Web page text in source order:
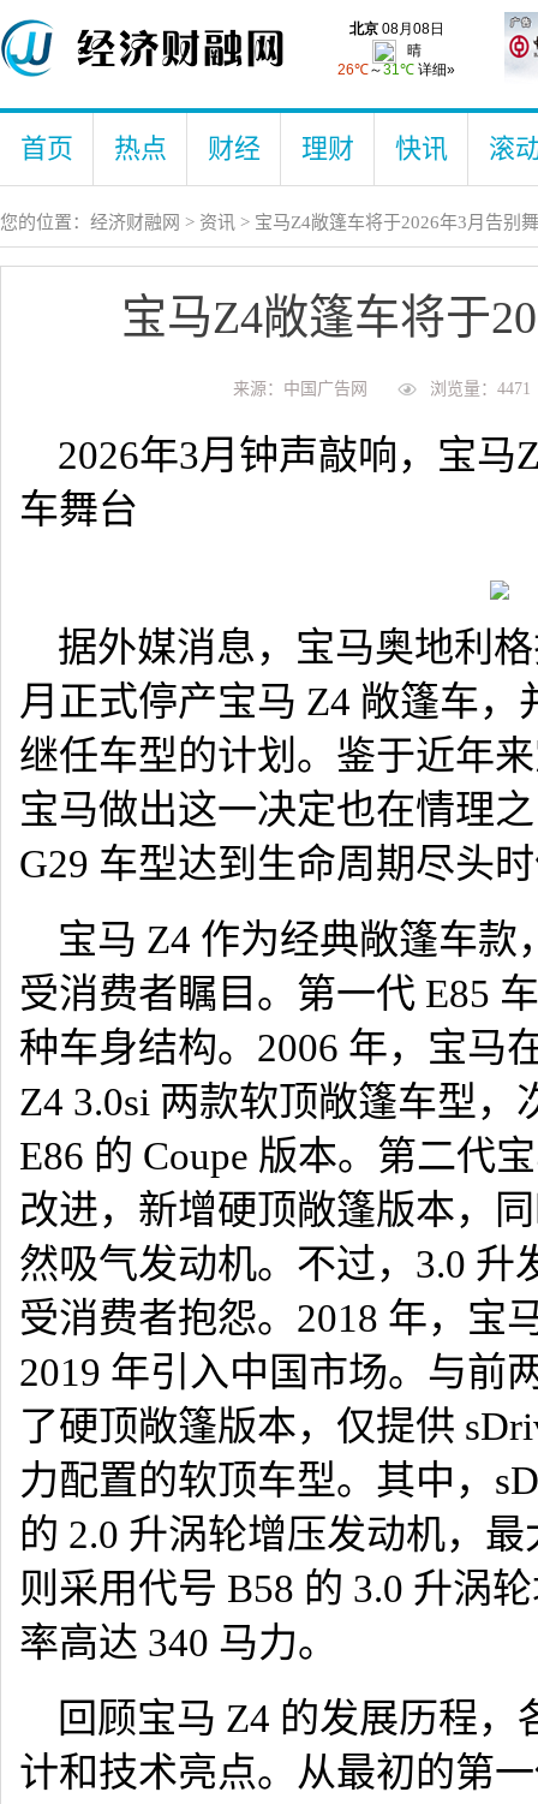
首页 热点 财经 理财 快讯 滚
您的位置： 经济财融网 > 资讯 > 宝马Z4敞篷车将于2026年3月告别
宝马Z4敞篷车将于
来源：中国广告网 浏览量：4471
2026年3月钟声敲响，宝
车舞台
据外媒消息，宝马奥地利
月正式停产宝马 Z4 敞篷车
继任车型的计划。鉴于近年
宝马做出这一决定也在情理
G29 车型达到生命周期尽头
宝马 Z4 作为经典敞篷车款
受消费者瞩目。第一代 E85
种车身结构。2006 年，宝马
Z4 3.0si 两款软顶敞篷车型
E86 的 Coupe 版本。第二代
改进，新增硬顶敞篷版本，
然吸气发动机。不过，3.0 升
受消费者抱怨。2018 年，宝
2019 年引入中国市场。与前
了硬顶敞篷版本，仅提供
力配置的软顶车型。其中，
的 2.0 升涡轮增压发动机，
则采用代号 B58 的 3.0 升涡
率高达 340 马力。
回顾宝马 Z4 的发展历程
计和技术亮点。从最初的第